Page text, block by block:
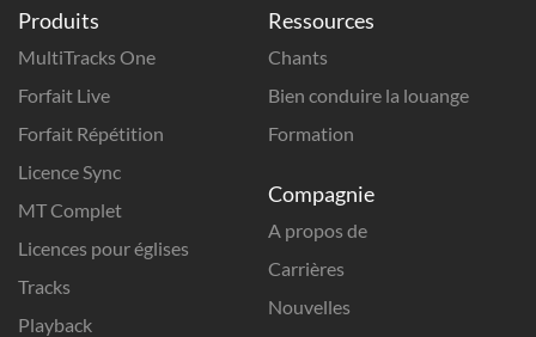
Produits
MultiTracks One
Forfait Live
Forfait Répétition
Licence Sync
MT Complet
Licences pour églises
Tracks
Playback
Ressources
Chants
Bien conduire la louange
Formation
Compagnie
A propos de
Carrières
Nouvelles